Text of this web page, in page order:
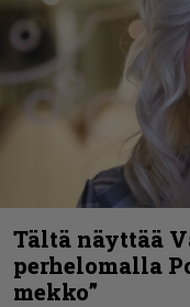
Tältä näyttää
perhelomalla
mekko”